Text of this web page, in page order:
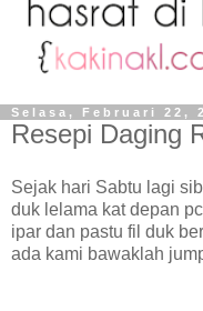
Selasa, Februari 22,
Resepi Daging
Sejak hari Sabtu lagi
duk lelama kat depan
ipar dan pastu fil duk
ada kami bawaklah